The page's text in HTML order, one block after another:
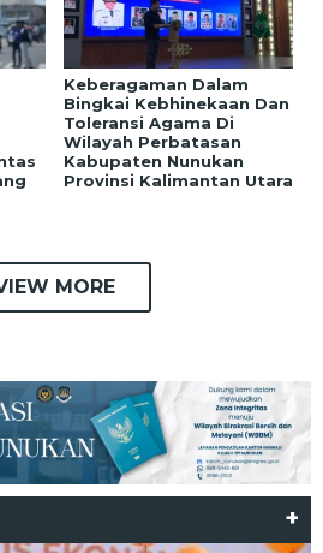
Keberagaman Dalam
Bingkai Kebhinekaan Dan
Toleransi Agama Di
Wilayah Perbatasan
Kabupaten Nunukan
Provinsi Kalimantan Utara
MORE
+